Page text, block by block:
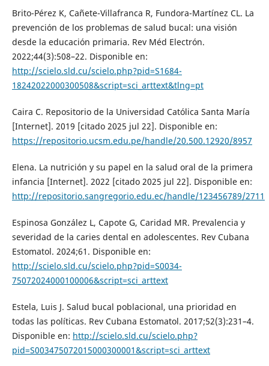
Brito-Pérez K, Cañete-Villafranca R, Fundora-Martínez CL. La
prevención de los problemas de salud bucal: una visión
desde la educación primaria. Rev Méd Electrón.
2022;44(3):508–22. Disponible en:
http://scielo.sld.cu/scielo.php?pid=S1684-
18242022000300508&script=sci_arttext&tlng=pt
Caira C. Repositorio de la Universidad Católica Santa María
[Internet]. 2019 [citado 2025 jul 22]. Disponible en:
https://repositorio.ucsm.edu.pe/handle/20.500.12920/8957
Elena. La nutrición y su papel en la salud oral de la primera
infancia [Internet]. 2022 [citado 2025 jul 22]. Disponible en:
http://repositorio.sangregorio.edu.ec/handle/123456789/2711
Espinosa González L, Capote G, Caridad MR. Prevalencia y
severidad de la caries dental en adolescentes. Rev Cubana
Estomatol. 2024;61. Disponible en:
http://scielo.sld.cu/scielo.php?pid=S0034-
75072024000100006&script=sci_arttext
Estela, Luis J. Salud bucal poblacional, una prioridad en
todas las políticas. Rev Cubana Estomatol. 2017;52(3):231–4.
Disponible en: http://scielo.sld.cu/scielo.php?
pid=S003475072015000300001&script=sci_arttext